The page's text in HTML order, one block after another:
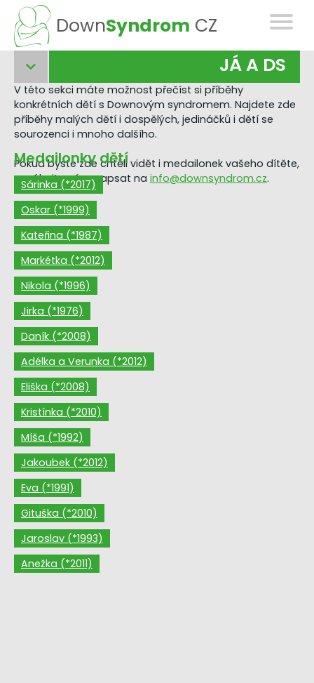
DownSyndrom CZ
JÁ A DS
V této sekci máte možnost přečíst si příběhy
konkrétních dětí s Downovým syndromem. Najdete zde
příběhy malých dětí i dospělých, jedináčků i dětí se
sourozenci i mnoho dalšího.
Pokud byste zde chtěli vidět i medailonek vašeho dítěte,
neváhejte nám napsat na info@downsyndrom.cz.
Medailonky dětí
Sárinka (*2017)
Oskar (*1999)
Kateřina (*1987)
Markétka (*2012)
Nikola (*1996)
Jirka (*1976)
Daník (*2008)
Adélka a Verunka (*2012)
Eliška (*2008)
Kristínka (*2010)
Míša (*1992)
Jakoubek (*2012)
Eva (*1991)
Gituška (*2010)
Jaroslav (*1993)
Anežka (*2011)